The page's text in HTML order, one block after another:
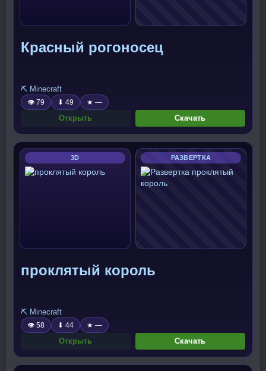
Красный рогоносец
⛏️ Minecraft
👁 79 ⬇ 49 ★ —
Открыть Скачать
3D РАЗВЕРТКА
проклятый король
⛏️ Minecraft
👁 58 ⬇ 44 ★ —
Открыть Скачать